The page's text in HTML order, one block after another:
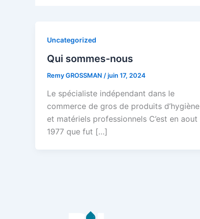
Uncategorized
Qui sommes-nous
Remy GROSSMAN /juin 17, 2024
Le spécialiste indépendant dans le
commerce de gros de produits d’hygiène
et matériels professionnels C’est en aout
1977 que fut […]